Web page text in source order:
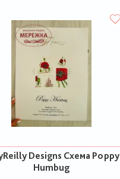
Designs Схема Poppy
Humbug